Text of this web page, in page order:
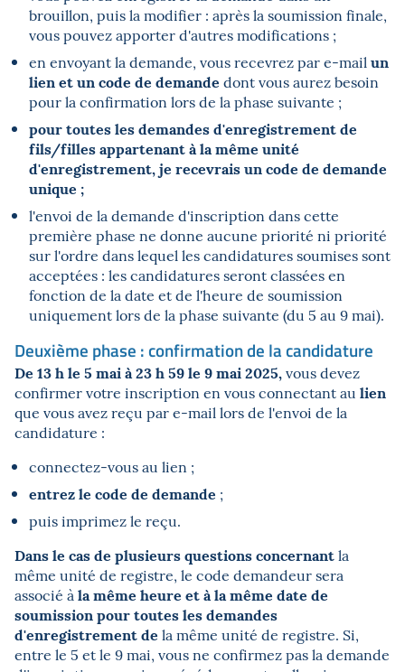
brouillon, puis la modifier : après la soumission finale,
vous pouvez apporter d'autres modifications ;
en envoyant la demande, vous recevrez par e-mail un
lien et un code de demande dont vous aurez besoin
pour la confirmation lors de la phase suivante ;
pour toutes les demandes d'enregistrement de
fils/filles appartenant à la même unité
d'enregistrement, je recevrais un code de demande
unique ;
l'envoi de la demande d'inscription dans cette
première phase ne donne aucune priorité ni priorité
sur l'ordre dans lequel les candidatures soumises sont
acceptées : les candidatures seront classées en
fonction de la date et de l'heure de soumission
uniquement lors de la phase suivante (du 5 au 9 mai).
Deuxième phase : confirmation de la candidature
De 13 h le 5 mai à 23 h 59 le 9 mai 2025,vous devez
confirmer votre inscription en vous connectant au lien
que vous avez reçu par e-mail lors de l'envoi de la
candidature :
connectez-vous au lien ;
entrez le code de demande ;
puis imprimez le reçu.
Dans le cas de plusieurs questions concernantla
même unité de registre, le code demandeur sera
associé à la même heure et à la même date de
soumission pour toutes les demandes
d'enregistrement de la même unité de registre. Si,
entre le 5 et le 9 mai, vous ne confirmez pas la demande